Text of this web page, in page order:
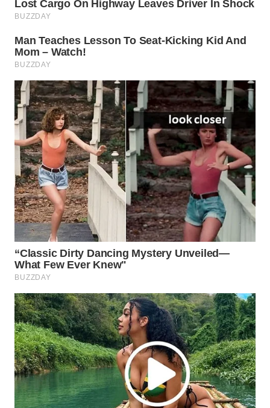
BOROBUDUR
MADURA
WN
SURABAYA
WN
NATUNA
WN
BINTAN
WN
MANDALIKA
WN
LIKUPANG
WN
LABUANBAJO
WN
BORNEO